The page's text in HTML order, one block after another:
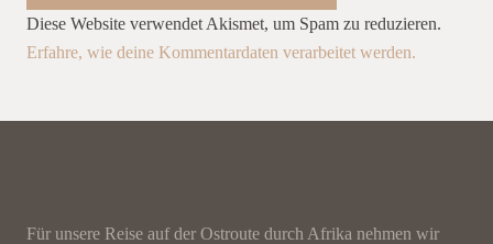
Diese Website verwendet Akismet, um Spam zu reduzieren.
Erfahre, wie deine Kommentardaten verarbeitet werden.
Für unsere Reise auf der Ostroute durch Afrika nehmen wir